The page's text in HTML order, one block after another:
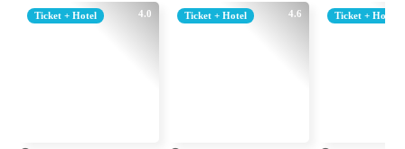
4.0
Ticket + Hotel 4.6
Ticket + Hotel Ticket + Hotel